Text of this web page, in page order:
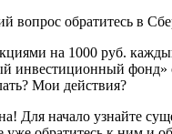
вопрос обратитесь в
на 1000 руб.
инвестиционный фонд»
Мои действия?
Для начало узнайте